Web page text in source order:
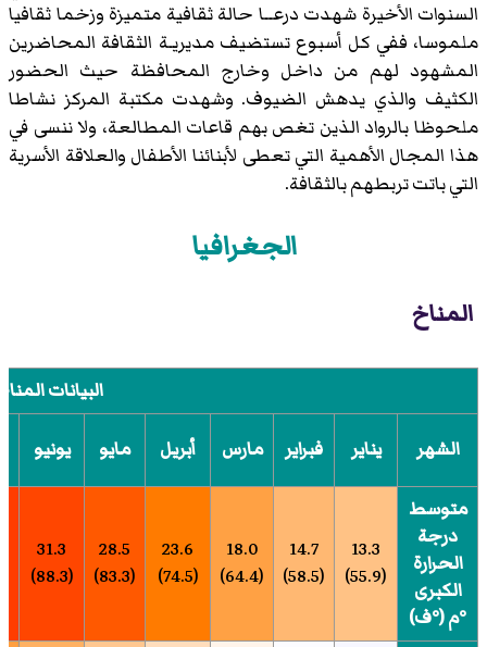
السنوات الأخيرة شهدت درعــا حالة ثقافية متميزة وزخما ثقافيا
ملموسا، ففي كل أسبوع تستضيف مديريـة الثقافة المحاضرين
المشهود لهم من داخل وخارج المحافظة حيث الحضور
الكثيف والذي يدهش الضيوف. وشهدت مكتبة المركز نشاطا
ملحوظا بالرواد الذين تغص بهم قاعات المطالعة، ولا ننسى في
هذا المجال الأهمية التي تعطى لأبنائنا الأطفال والعلاقة الأسرية
التي باتت تربطهم بالثقافة.
الجغرافيا
المناخ
البيانات
الشهر يناير فبراير مارس أبريل مايو يونيو
متوسط
درجة
الحرارة
الكبرى
°م (°ف)
13.3
(55.9)
14.7
(58.5)
18.0
(64.4)
23.6
(74.5)
28.5
(83.3)
31.3
(88.3)